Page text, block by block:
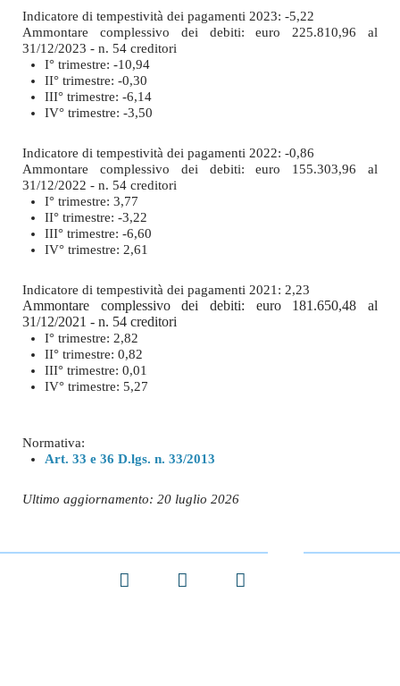
Indicatore di tempestività dei pagamenti 2023: -5,22
Ammontare complessivo dei debiti: euro 225.810,96 al
31/12/2023 - n. 54 creditori
I° trimestre: -10,94
II° trimestre: -0,30
III° trimestre: -6,14
IV° trimestre: -3,50
Indicatore di tempestività dei pagamenti 2022: -0,86
Ammontare complessivo dei debiti: euro 155.303,96 al
31/12/2022 - n. 54 creditori
I° trimestre: 3,77
II° trimestre: -3,22
III° trimestre: -6,60
IV° trimestre: 2,61
Indicatore di tempestività dei pagamenti 2021: 2,23
Ammontare complessivo dei debiti: euro 181.650,48 al
31/12/2021 - n. 54 creditori
I° trimestre: 2,82
II° trimestre: 0,82
III° trimestre: 0,01
IV° trimestre: 5,27
Normativa:
Art. 33 e 36 D.lgs. n. 33/2013
Ultimo aggiornamento: 20 luglio 2026
Facebook